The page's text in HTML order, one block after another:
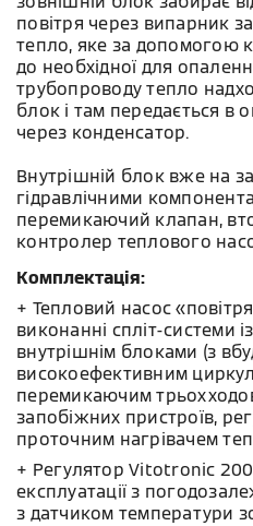
повітря через випарник
тепло, яке за допомогою
до необхідної для
трубопроводу тепло
блок і там передається
через конденсатор.
Внутрішній блок вже на
гідравлічними
перемикаючий клапан,
контролер теплового
Комплектація:
+ Тепловий насос
виконанні спліт-системи
внутрішнім блоками (з
високоефективним
перемикаючим
запобіжних пристроїв,
проточним нагрівачем
+ Регулятор Vitotronic
експлуатації з
з датчиком температури